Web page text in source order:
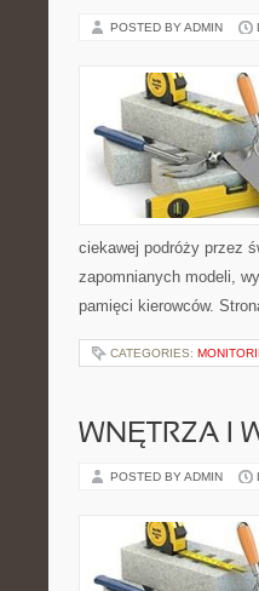
POSTED BY ADMIN
ciekawej podróży przez
zapomnianych modeli,
pamięci kierowców.
CATEGORIES:
WNĘTRZA I
POSTED BY ADMIN